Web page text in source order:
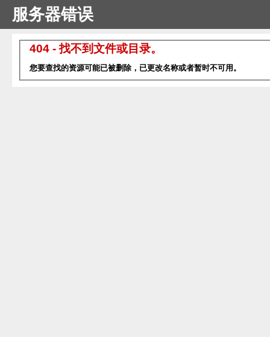
服务器错误
404 - 找不到文件或目录。
您要查找的资源可能已被删除，已更改名称或者暂时不可用。